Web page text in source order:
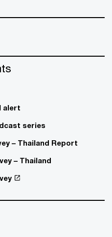
alert
series
– Thailand Report
– Thailand